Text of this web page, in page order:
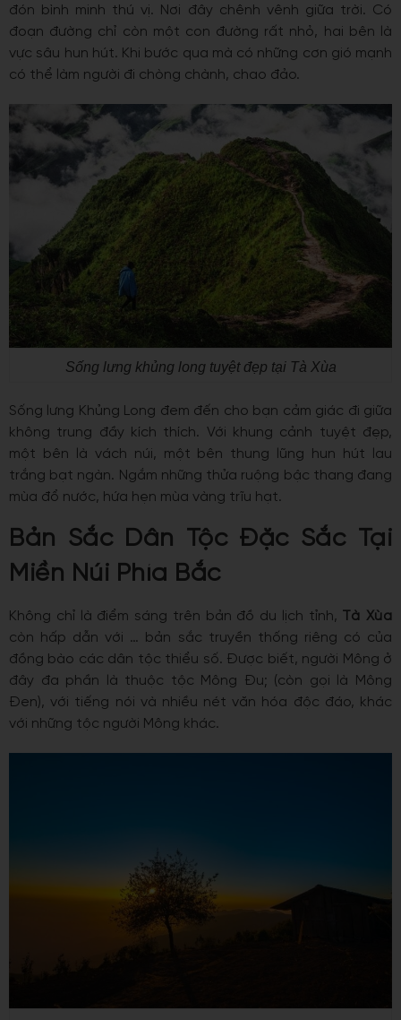
đón bình minh thú vị. Nơi đây chênh vênh giữa trời. Có
đoạn đường chỉ còn một con đường rất nhỏ, hai bên là
vực sâu hun hút. Khi bước qua mà có những cơn gió mạnh
có thể làm người đi chòng chành, chao đảo.
Sống lưng khủng long tuyệt đẹp tại Tà Xùa
Sống lưng Khủng Long đem đến cho bạn cảm giác đi giữa
không trung đầy kích thích. Với khung cảnh tuyệt đẹp,
một bên là vách núi, một bên thung lũng hun hút lau
trắng bạt ngàn. Ngắm những thửa ruộng bậc thang đang
mùa đổ nước, hứa hẹn mùa vàng trĩu hạt.
Bản Sắc Dân Tộc Đặc Sắc Tại
Miền Núi Phía Bắc
Không chỉ là điểm sáng trên bản đồ du lịch tỉnh, Tà Xùa
còn hấp dẫn với … bản sắc truyền thống riêng có của
đồng bào các dân tộc thiểu số. Được biết, người Mông ở
đây đa phần là thuộc tộc Mông Đu; (còn gọi là Mông
Đen), với tiếng nói và nhiều nét văn hóa độc đáo, khác
với những tộc người Mông khác.